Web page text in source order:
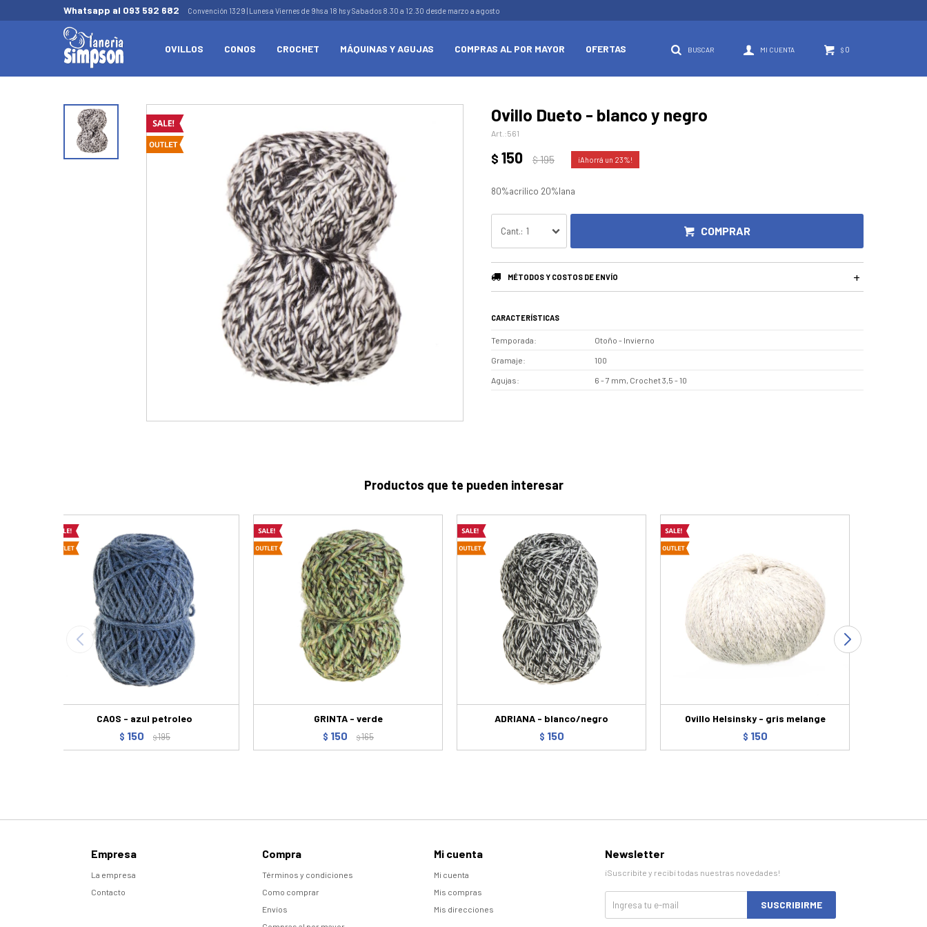
OVILLOS CONOS CROCHET MÁQUINAS Y AGUJAS COMPRAS AL POR MAYOR OFERTAS $ 0
Whatsapp al 093 592 682 Convención 1329 | Lunes a Viernes de 9hs a 18 hs y Sabados 8.30 a 12.30 desde marzo a agosto
Ovillo Dueto - blanco y negro
561
$ 150 $195 23
80%acrilico 20%lana
1 COMPRAR
MÉTODOS Y COSTOS DE ENVÍO
CARACTERÍSTICAS
Temporada Otoño - Invierno
Gramaje 100
Agujas 6 - 7 mm, Crochet 3,5 - 10
Productos que te pueden interesar
CAOS - azul petroleo
$ 150 $195
GRINTA - verde
$ 150 $165
ADRIANA - blanco/negro
$ 150
Ovillo Helsinsky - gris melange
$ 150
Empresa
La empresa
Contacto
Compra
Términos y condiciones
Como comprar
Envíos
Mi cuenta
Mi cuenta
Mis compras
Mis direcciones
Newsletter
¡Suscribite y recibí todas nuestras novedades!
SUSCRIBIRME